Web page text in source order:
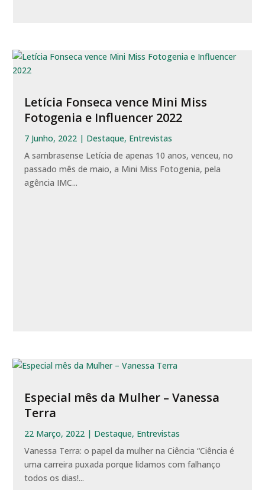
Letícia Fonseca vence Mini Miss
Fotogenia e Influencer 2022
7 Junho, 2022 | Destaque, Entrevistas
A sambrasense Letícia de apenas 10 anos, venceu, no
passado mês de maio, a Mini Miss Fotogenia, pela
agência IMC...
Especial mês da Mulher – Vanessa
Terra
22 Março, 2022 | Destaque, Entrevistas
Vanessa Terra: o papel da mulher na Ciência “Ciência é
uma carreira puxada porque lidamos com falhanço
todos os dias!...